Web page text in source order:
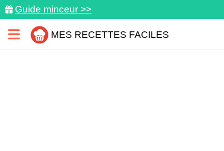
Guide minceur >>
MES RECETTES FACILES